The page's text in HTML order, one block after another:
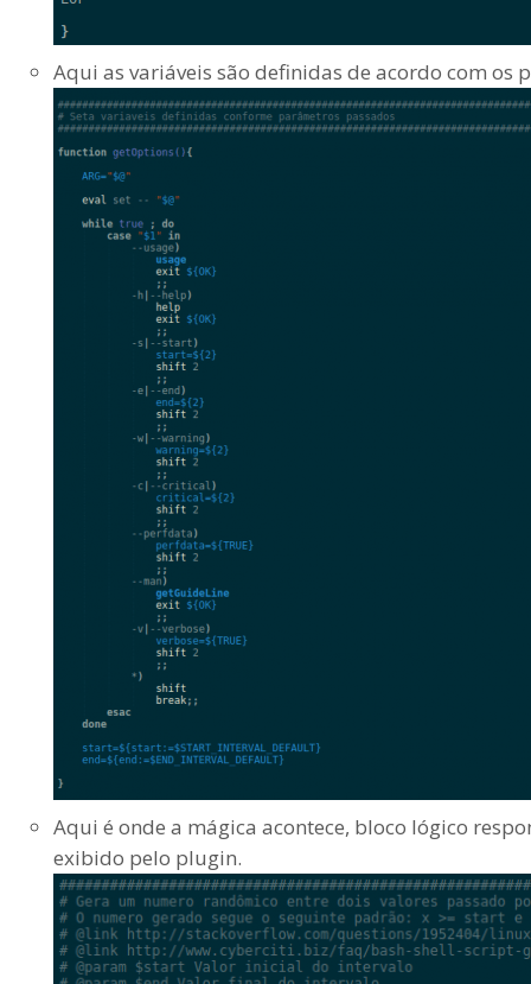
Aqui as variáveis são definidas de acordo com
Aqui é onde a mágica acontece, bloco lógico
exibido pelo plugin.